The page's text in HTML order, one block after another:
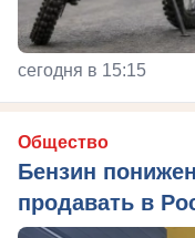
сегодня в 15:15
Общество
Бензин
продавать в